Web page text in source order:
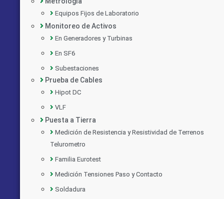
Equipos Fijos de Laboratorio
Monitoreo de Activos
En Generadores y Turbinas
En SF6
Subestaciones
Prueba de Cables
Hipot DC
VLF
Puesta a Tierra
Medición de Resistencia y Resistividad de Terrenos
Telurometro
Familia Eurotest
Medición Tensiones Paso y Contacto
Soldadura